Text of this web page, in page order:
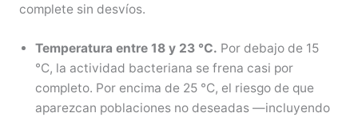
complete sin desvíos.
Temperatura entre 18 y 23 °C. Por debajo de 15
°C, la actividad bacteriana se frena casi por
completo. Por encima de 25 °C, el riesgo de que
aparezcan poblaciones no deseadas —incluyendo